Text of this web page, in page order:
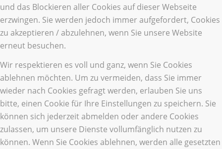
und das Blockieren aller Cookies auf dieser Webseite
erzwingen. Sie werden jedoch immer aufgefordert, Cookies
zu akzeptieren / abzulehnen, wenn Sie unsere Website
erneut besuchen.
Wir respektieren es voll und ganz, wenn Sie Cookies
ablehnen möchten. Um zu vermeiden, dass Sie immer
wieder nach Cookies gefragt werden, erlauben Sie uns
bitte, einen Cookie für Ihre Einstellungen zu speichern. Sie
können sich jederzeit abmelden oder andere Cookies
zulassen, um unsere Dienste vollumfänglich nutzen zu
können. Wenn Sie Cookies ablehnen, werden alle gesetzten